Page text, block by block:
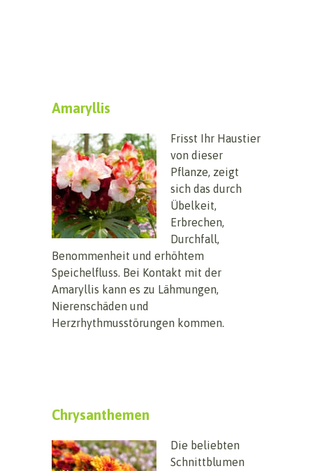
Amaryllis
Frisst Ihr Haustier
von dieser
Pflanze, zeigt
sich das durch
Übelkeit,
Erbrechen,
Durchfall,
Benommenheit und erhöhtem
Speichelfluss. Bei Kontakt mit der
Amaryllis kann es zu Lähmungen,
Nierenschäden und
Herzrhythmusstörungen kommen.
Chrysanthemen
Die beliebten
Schnittblumen